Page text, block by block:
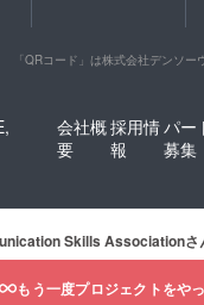
「QRコード」は株式会社デンソー
会社概
要
採用情
報
パー
募集
Skills Associationさ
もう一度プロジェクトをや